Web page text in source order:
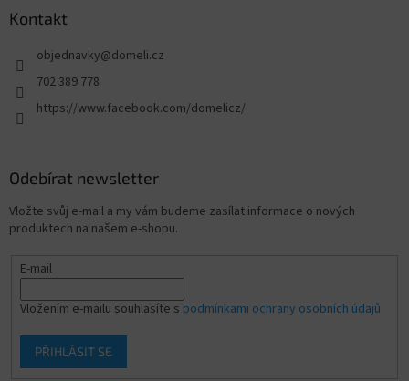
Kontakt
objednavky@domeli.cz
702 389 778
https://www.facebook.com/domelicz/
Odebírat newsletter
Vložte svůj e-mail a my vám budeme zasílat informace o nových
produktech na našem e-shopu.
E-mail
Vložením e-mailu souhlasíte s podmínkami ochrany osobních údajů
PŘIHLÁSIT SE